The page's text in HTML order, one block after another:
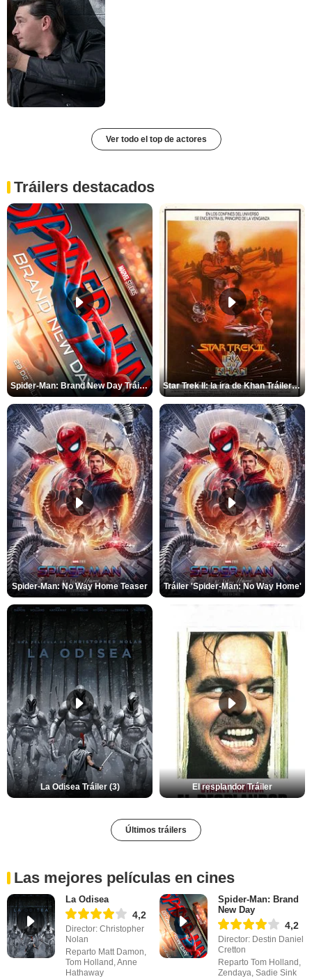
Ver todo el top de actores
Tráilers destacados
Spider-Man: Brand New Day Tráiler (3) Star Trek II: la ira de Khan Tráiler VO
Spider-Man: No Way Home Teaser Tráiler 'Spider-Man: No Way Home'
La Odisea Tráiler (3) El resplandor Tráiler
Últimos tráilers
Las mejores películas en cines
La Odisea
4,2
Director: Christopher
Nolan
Reparto Matt Damon,
Tom Holland, Anne
Hathaway
Spider-Man: Brand
New Day
4,2
Director: Destin Daniel
Cretton
Reparto Tom Holland,
Zendaya, Sadie Sink